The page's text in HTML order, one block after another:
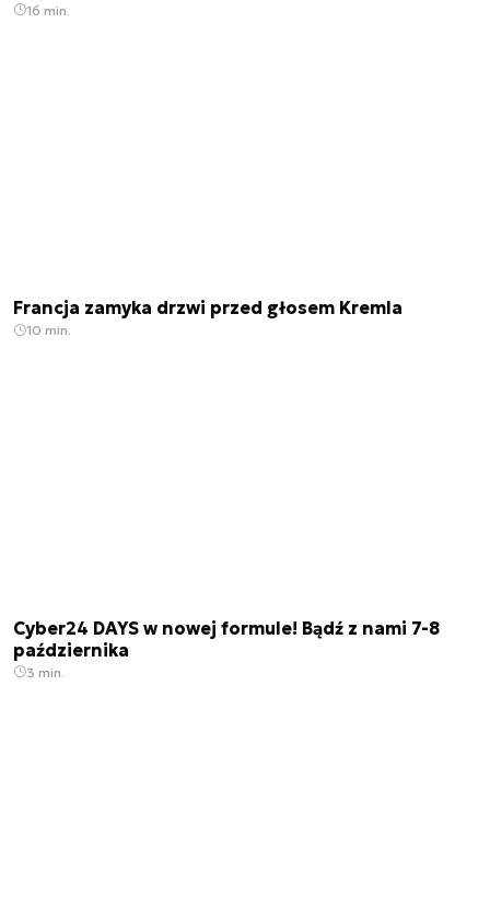
16 min.
Francja zamyka drzwi przed głosem Kremla
10 min.
Cyber24 DAYS w nowej formule! Bądź z nami 7-8
października
3 min.